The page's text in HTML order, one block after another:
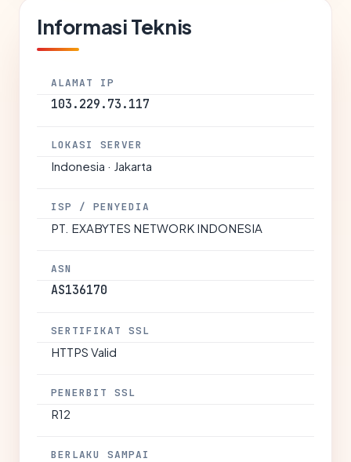
Informasi Teknis
ALAMAT IP
103.229.73.117
LOKASI SERVER
Indonesia · Jakarta
ISP / PENYEDIA
PT. EXABYTES NETWORK INDONESIA
ASN
AS136170
SERTIFIKAT SSL
HTTPS Valid
PENERBIT SSL
R12
BERLAKU SAMPAI